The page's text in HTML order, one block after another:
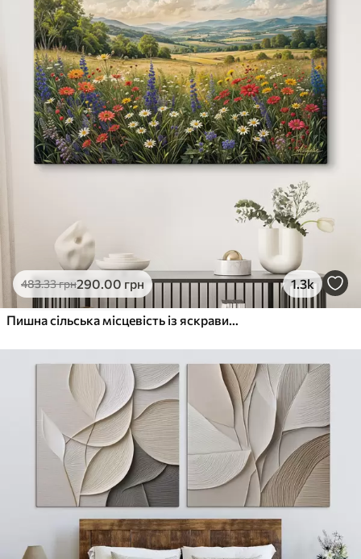
483.33грн290.00 грн 1.3k
Пишна сільська місцевість із яскравим лугом диких квітів, наповненим різнокольоровими квітами під хмарним небом